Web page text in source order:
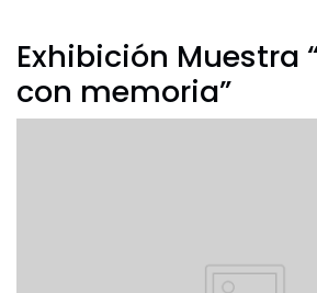
Agenda Cultural
Exhibición Muestra
con memoria”